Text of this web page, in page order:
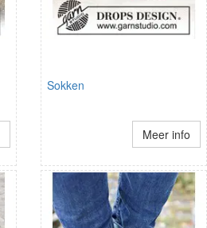
Sokken
Meer info